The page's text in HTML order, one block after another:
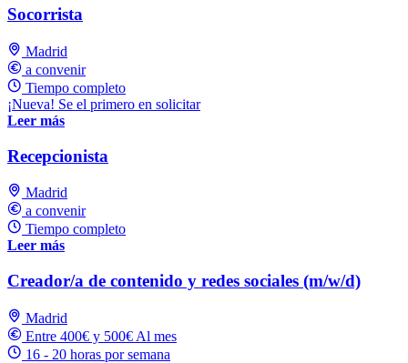
Socorrista
Madrid
a convenir
Tiempo completo
¡Nueva! Se el primero en solicitar
Leer más
Recepcionista
Madrid
a convenir
Tiempo completo
Leer más
Creador/a de contenido y redes sociales (m/w/d)
Madrid
Entre 400€ y 500€ Al mes
16 - 20 horas por semana